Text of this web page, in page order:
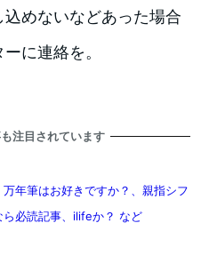
めないなどあった場合
に連絡を。
注目されています
万年筆はお好きですか？、親指シフ
ら必読記事、ilifeか？ など